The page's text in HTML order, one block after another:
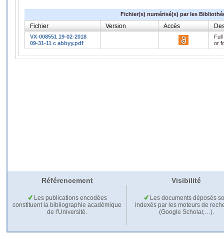
Fichier(s) numérisé(s) par les
Fichier Version Accès
VX-008551 19-02-2018
09-31-11 c abbyy.pdf
or
Référencement Visibilité
Les publications encodées
constituent la bibliographie académique
de l'Université.
Les documents déposés
indexés par les moteurs de
(Google Scholar,…).